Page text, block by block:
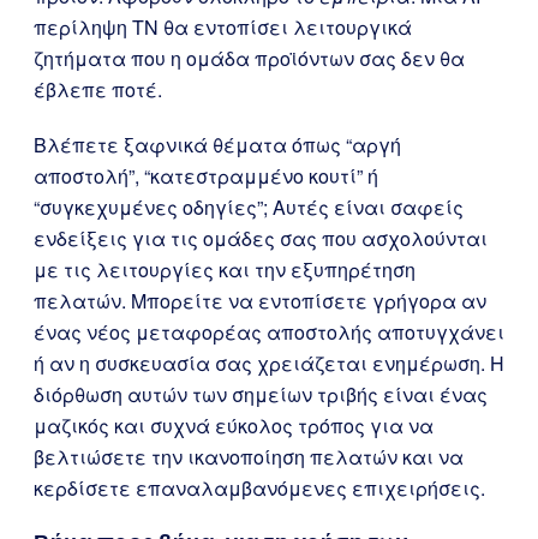
περίληψη ΤΝ θα εντοπίσει λειτουργικά
ζητήματα που η ομάδα προϊόντων σας δεν θα
έβλεπε ποτέ.
Βλέπετε ξαφνικά θέματα όπως “αργή
αποστολή”, “κατεστραμμένο κουτί” ή
“συγκεχυμένες οδηγίες”; Αυτές είναι σαφείς
ενδείξεις για τις ομάδες σας που ασχολούνται
με τις λειτουργίες και την εξυπηρέτηση
πελατών. Μπορείτε να εντοπίσετε γρήγορα αν
ένας νέος μεταφορέας αποστολής αποτυγχάνει
ή αν η συσκευασία σας χρειάζεται ενημέρωση. Η
διόρθωση αυτών των σημείων τριβής είναι ένας
μαζικός και συχνά εύκολος τρόπος για να
βελτιώσετε την ικανοποίηση πελατών και να
κερδίσετε επαναλαμβανόμενες επιχειρήσεις.